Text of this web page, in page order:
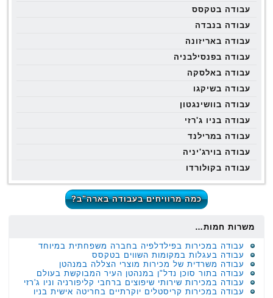
עבודה בטקסס
עבודה בנבדה
עבודה באריזונה
עבודה בפנסילבניה
עבודה באלסקה
עבודה בשיקגו
עבודה בוושינגטון
עבודה בניו ג'רזי
עבודה במרילנד
עבודה בוירג'יניה
עבודה בקולורדו
כמה מרוויחים בעבודה בארה"ב?
משרות חמות…
עבודה במכירות בפילדלפיה בחברה משפחתית במיוחד
עבודה בעגלות במקומות השווים בטקסס
עבודה משרדית של מכירות מוצרי הצללה במנהטן
עבודה בתור סוכן נדל"ן במנהטן העיר המבוקשת בעולם
עבודה במכירות שירותי שיפוצים ברחבי קליפורניה וניו ג'רזי
עבודה במכירות קריסטלים יוקרתיים בחריטה אישית בניו